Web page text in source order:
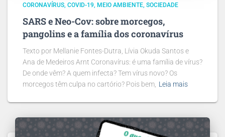
CORONAVÍRUS COVID-19 MEIO AMBIENTE SOCIEDADE
SARS e Neo-Cov: sobre morcegos,
pangolins e a família dos coronavírus
Texto por Mellanie Fontes-Dutra, Lívia Okuda Santos e
Ana de Medeiros Arnt Coronavírus: é uma família de vírus?
De onde vêm? A quem infecta? Tem vírus novo? Os
morcegos têm culpa no cartório? Pois bem, Leia mais